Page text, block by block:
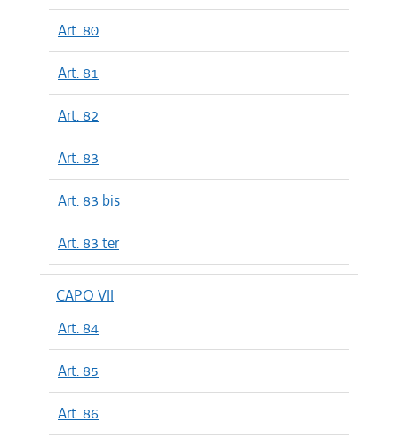
Art. 80
Art. 81
Art. 82
Art. 83
Art. 83 bis
Art. 83 ter
CAPO VII
Art. 84
Art. 85
Art. 86